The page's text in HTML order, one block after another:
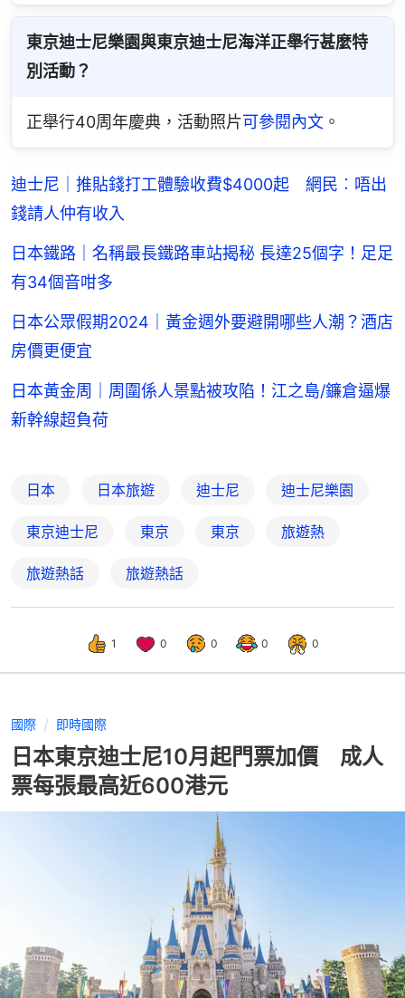
東京迪士尼樂園與東京迪士尼海洋正舉行甚麼特
別活動？
正舉行40周年慶典，活動照片可參閱內文 。
迪士尼｜推貼錢打工體驗收費$4000起 網民︰唔出
錢請人仲有收入
日本鐵路｜名稱最長鐵路車站揭秘 長達25個字！足足
有34個音咁多
日本公眾假期2024｜黃金週外要避開哪些人潮？酒店
房價更便宜
日本黃金周｜周圍係人景點被攻陷！江之島/鐮倉逼爆
新幹線超負荷
日本 日本旅遊 迪士尼 迪士尼樂園
東京迪士尼 東京 東京 旅遊熱
旅遊熱話 旅遊熱話
1 0 0 0 0
國際 即時國際
日本東京迪士尼10月起門票加價 成人
票每張最高近600港元